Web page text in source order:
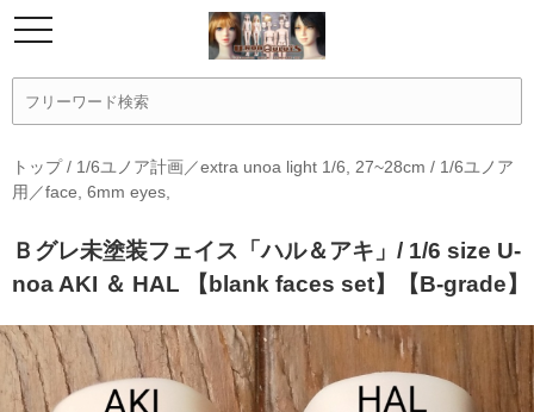
トップ/ 1/6ユノア計画／extra unoa light 1/6, 27~28cm / 1/6ユノア
用／face, 6mm eyes,
Ｂグレ未塗装フェイス「ハル＆アキ」/ 1/6 size U-
noa AKI ＆ HAL 【blank faces set】【B-grade】